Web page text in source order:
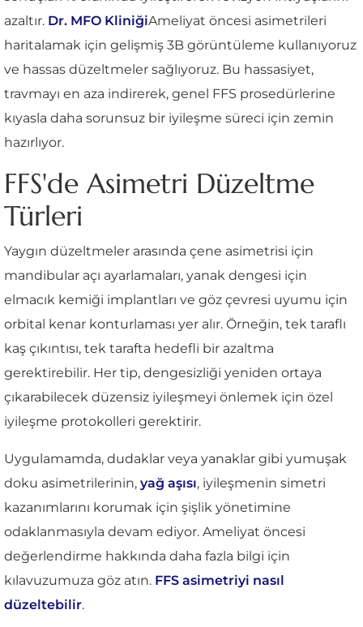
azaltır. Dr. MFO KliniğiAmeliyat öncesi asimetrileri
haritalamak için gelişmiş 3B görüntüleme kullanıyoruz
ve hassas düzeltmeler sağlıyoruz. Bu hassasiyet,
travmayı en aza indirerek, genel FFS prosedürlerine
kıyasla daha sorunsuz bir iyileşme süreci için zemin
hazırlıyor.
FFS'de Asimetri Düzeltme
Türleri
Yaygın düzeltmeler arasında çene asimetrisi için
mandibular açı ayarlamaları, yanak dengesi için
elmacık kemiği implantları ve göz çevresi uyumu için
orbital kenar konturlaması yer alır. Örneğin, tek taraflı
kaş çıkıntısı, tek tarafta hedefli bir azaltma
gerektirebilir. Her tip, dengesizliği yeniden ortaya
çıkarabilecek düzensiz iyileşmeyi önlemek için özel
iyileşme protokolleri gerektirir.
Uygulamamda, dudaklar veya yanaklar gibi yumuşak
doku asimetrilerinin, yağ aşısı, iyileşmenin simetri
kazanımlarını korumak için şişlik yönetimine
odaklanmasıyla devam ediyor. Ameliyat öncesi
değerlendirme hakkında daha fazla bilgi için
kılavuzumuza göz atın. FFS asimetriyi nasıl
düzeltebilir.